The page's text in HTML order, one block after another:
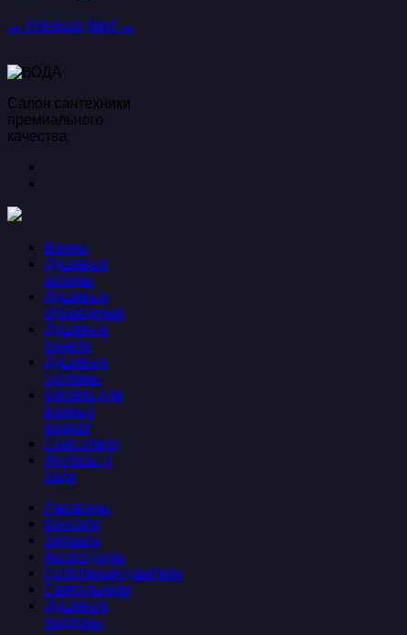
← Previous Next →
Салон сантехники
премиального
качества
Ванны
Душевые
кабины
Душевые
ограждения
Душевые
панели
Душевые
системы
Мебель для
ванных
комнат
Смесители
Унитазы и
биде
Раковины
Консоли
Зеркала
Аксессуары
Полотенцесушители
Светильники
Душевые
поддоны